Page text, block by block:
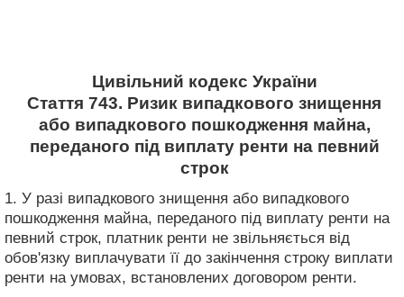
Цивільний кодекс України
Стаття 743. Ризик випадкового знищення
або випадкового пошкодження майна,
переданого під виплату ренти на певний
строк
1. У разі випадкового знищення або випадкового
пошкодження майна, переданого під виплату ренти на
певний строк, платник ренти не звільняється від
обов'язку виплачувати її до закінчення строку виплати
ренти на умовах, встановлених договором ренти.